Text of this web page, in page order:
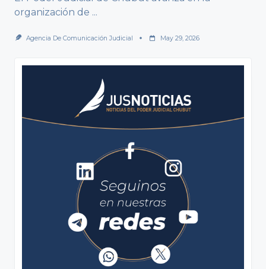
organización de ...
Agencia De Comunicación Judicial May 29, 2026